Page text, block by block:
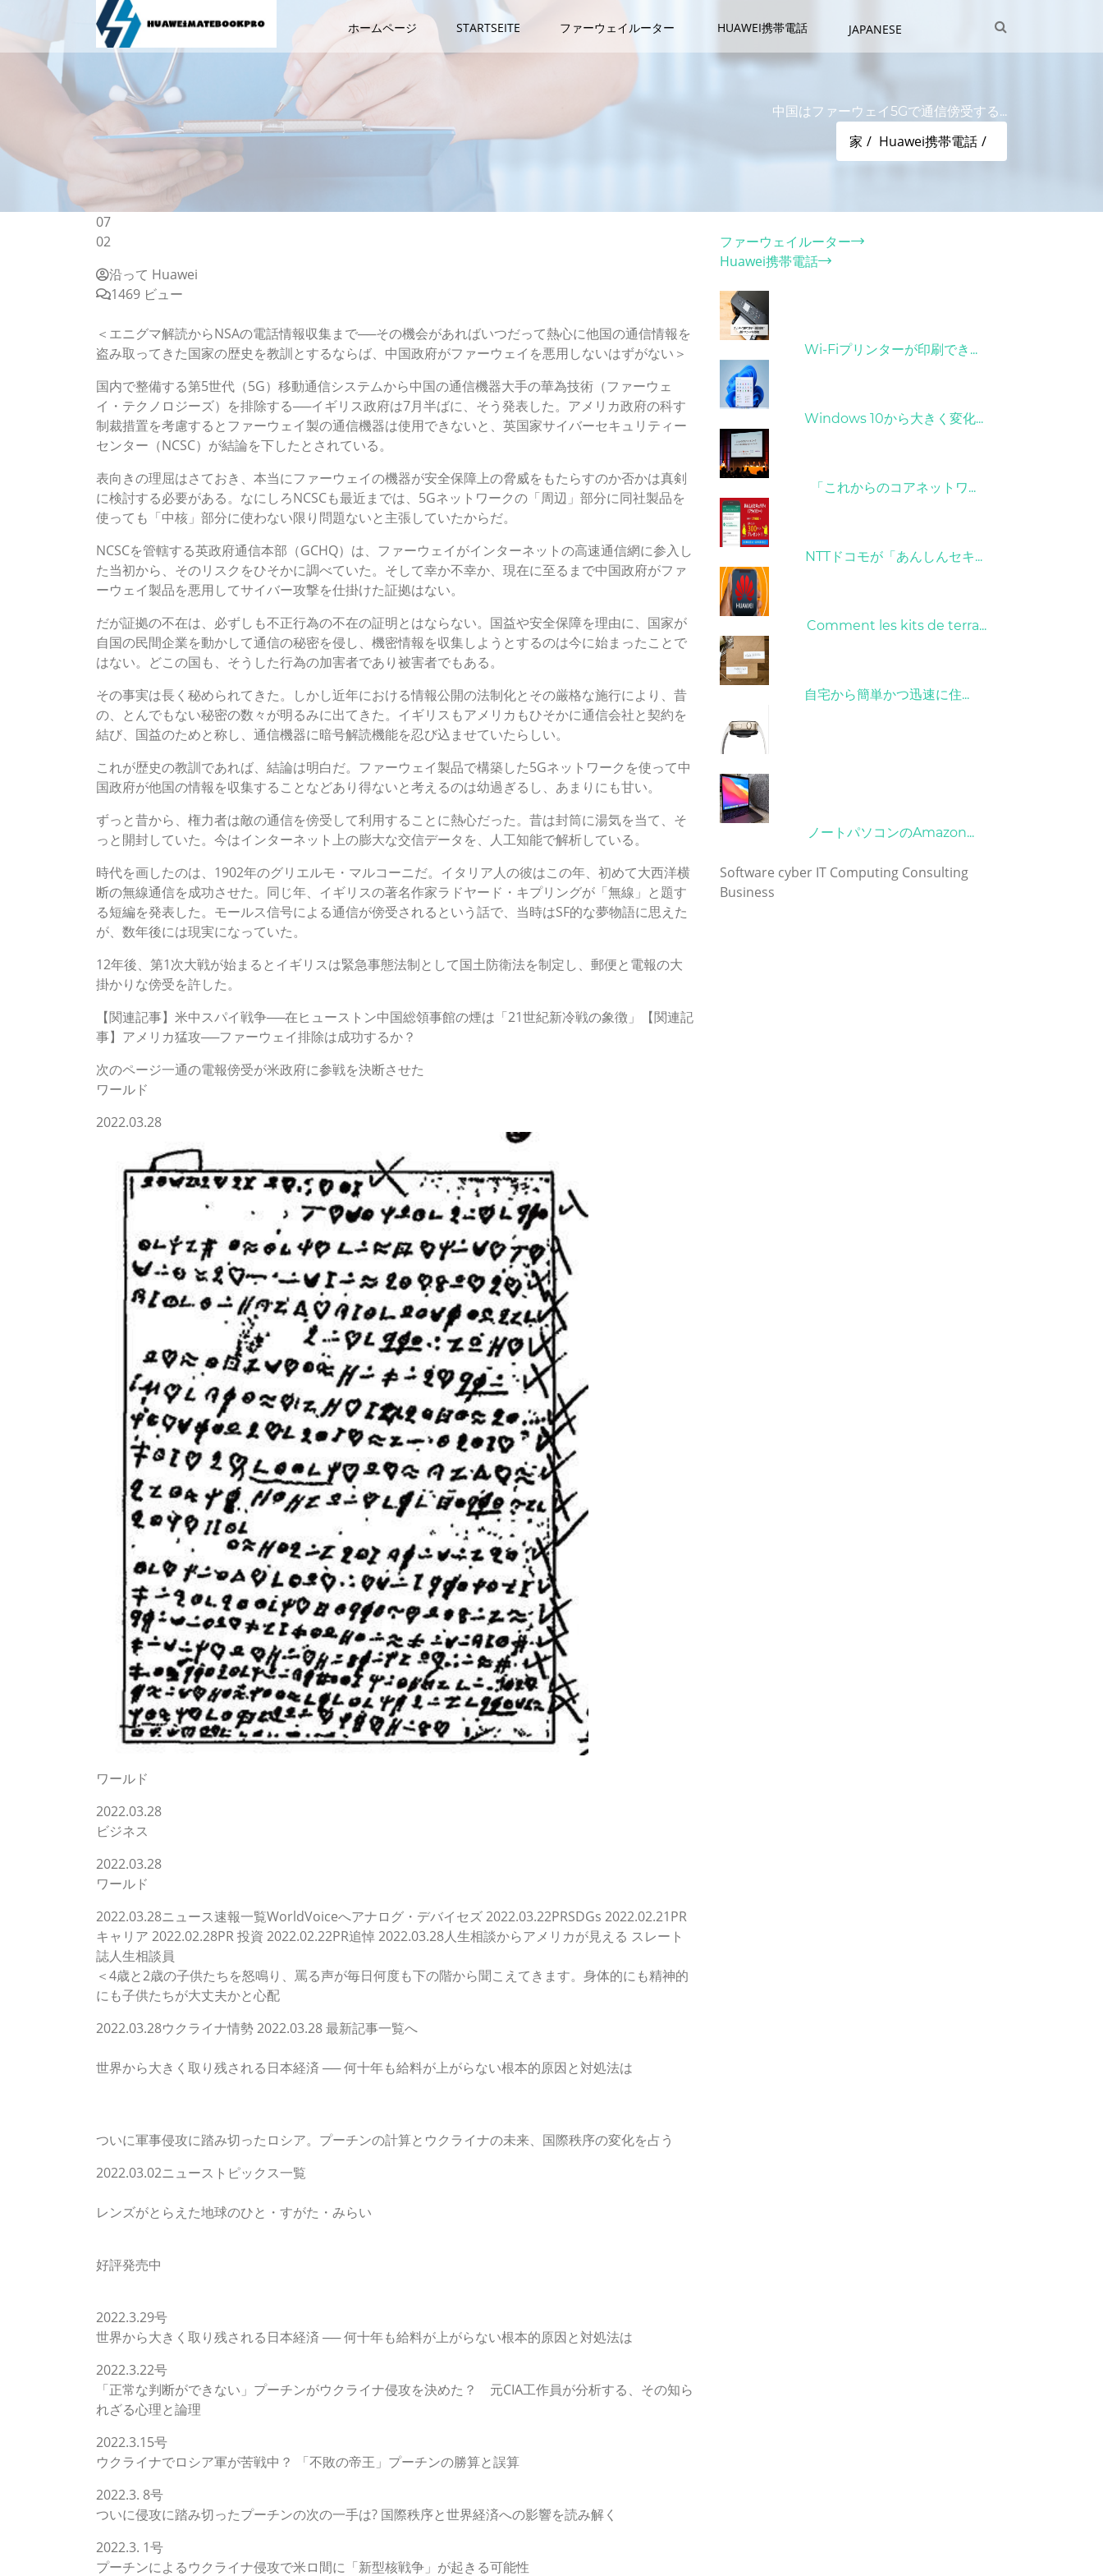
ホームページ STARTSEITE ファーウェイルーター HUAWEI携帯電話 JAPANESE
中国はファーウェイ5Gで通信傍受する...
家 Huawei携帯電話
07
02
沿って Huawei
1469 ビュー
＜エニグマ解読からNSAの電話情報収集まで──その機会があればいつだって熱心に他国の通信情報を
盗み取ってきた国家の歴史を教訓とするならば、中国政府がファーウェイを悪用しないはずがない＞
国内で整備する第5世代（5G）移動通信システムから中国の通信機器大手の華為技術（ファーウェ
イ・テクノロジーズ）を排除する──イギリス政府は7月半ばに、そう発表した。アメリカ政府の科す
制裁措置を考慮するとファーウェイ製の通信機器は使用できないと、英国家サイバーセキュリティー
センター（NCSC）が結論を下したとされている。
表向きの理屈はさておき、本当にファーウェイの機器が安全保障上の脅威をもたらすのか否かは真剣
に検討する必要がある。なにしろNCSCも最近までは、5Gネットワークの「周辺」部分に同社製品を
使っても「中核」部分に使わない限り問題ないと主張していたからだ。
NCSCを管轄する英政府通信本部（GCHQ）は、ファーウェイがインターネットの高速通信網に参入し
た当初から、そのリスクをひそかに調べていた。そして幸か不幸か、現在に至るまで中国政府がファ
ーウェイ製品を悪用してサイバー攻撃を仕掛けた証拠はない。
だが証拠の不在は、必ずしも不正行為の不在の証明とはならない。国益や安全保障を理由に、国家が
自国の民間企業を動かして通信の秘密を侵し、機密情報を収集しようとするのは今に始まったことで
はない。どこの国も、そうした行為の加害者であり被害者でもある。
その事実は長く秘められてきた。しかし近年における情報公開の法制化とその厳格な施行により、昔
の、とんでもない秘密の数々が明るみに出てきた。イギリスもアメリカもひそかに通信会社と契約を
結び、国益のためと称し、通信機器に暗号解読機能を忍び込ませていたらしい。
これが歴史の教訓であれば、結論は明白だ。ファーウェイ製品で構築した5Gネットワークを使って中
国政府が他国の情報を収集することなどあり得ないと考えるのは幼過ぎるし、あまりにも甘い。
ずっと昔から、権力者は敵の通信を傍受して利用することに熱心だった。昔は封筒に湯気を当て、そ
っと開封していた。今はインターネット上の膨大な交信データを、人工知能で解析している。
時代を画したのは、1902年のグリエルモ・マルコーニだ。イタリア人の彼はこの年、初めて大西洋横
断の無線通信を成功させた。同じ年、イギリスの著名作家ラドヤード・キプリングが「無線」と題す
る短編を発表した。モールス信号による通信が傍受されるという話で、当時はSF的な夢物語に思えた
が、数年後には現実になっていた。
12年後、第1次大戦が始まるとイギリスは緊急事態法制として国土防衛法を制定し、郵便と電報の大
掛かりな傍受を許した。
【関連記事】米中スパイ戦争──在ヒューストン中国総領事館の煙は「21世紀新冷戦の象徴」【関連記
事】アメリカ猛攻──ファーウェイ排除は成功するか？
次のページ一通の電報傍受が米政府に参戦を決断させた
ワールド
2022.03.28
ワールド
2022.03.28
ビジネス
2022.03.28
ワールド
2022.03.28ニュース速報一覧WorldVoiceへアナログ・デバイセズ 2022.03.22PRSDGs 2022.02.21PR
キャリア 2022.02.28PR 投資 2022.02.22PR追悼 2022.03.28人生相談からアメリカが見える スレート
誌人生相談員
＜4歳と2歳の子供たちを怒鳴り、罵る声が毎日何度も下の階から聞こえてきます。身体的にも精神的
にも子供たちが大丈夫かと心配
2022.03.28ウクライナ情勢 2022.03.28 最新記事一覧へ
世界から大きく取り残される日本経済 ── 何十年も給料が上がらない根本的原因と対処法は
ついに軍事侵攻に踏み切ったロシア。プーチンの計算とウクライナの未来、国際秩序の変化を占う
2022.03.02ニューストピックス一覧
レンズがとらえた地球のひと・すがた・みらい
好評発売中
2022.3.29号
世界から大きく取り残される日本経済 ── 何十年も給料が上がらない根本的原因と対処法は
2022.3.22号
「正常な判断ができない」プーチンがウクライナ侵攻を決めた？ 元CIA工作員が分析する、その知ら
れざる心理と論理
2022.3.15号
ウクライナでロシア軍が苦戦中？ 「不敗の帝王」プーチンの勝算と誤算
2022.3. 8号
ついに侵攻に踏み切ったプーチンの次の一手は? 国際秩序と世界経済への影響を読み解く
2022.3. 1号
プーチンによるウクライナ侵攻で米ロ間に「新型核戦争」が起きる可能性
ファーウェイルーター
Huawei携帯電話
Wi-Fiプリンターが印刷でき...
Windows 10から大きく変化...
「これからのコアネットワ...
NTTドコモが「あんしんセキ...
Comment les kits de terra...
自宅から簡単かつ迅速に住...
ノートパソコンのAmazon...
Software cyber IT Computing Consulting
Business